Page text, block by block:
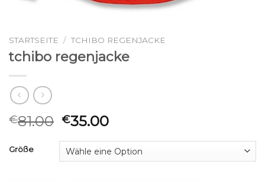
STARTSEITE / TCHIBO REGENJACKE
tchibo regenjacke
€81.00 €35.00
Größe